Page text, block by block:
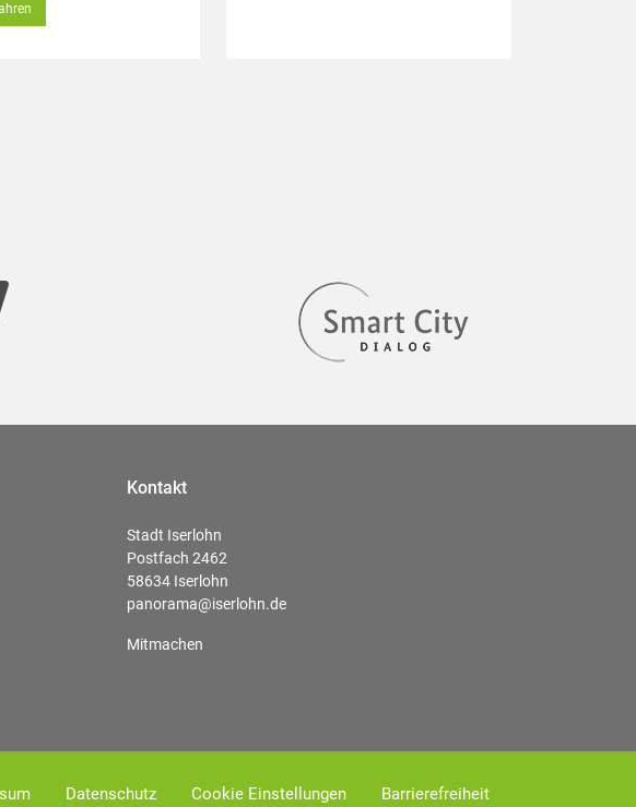
Kontakt
Stadt Iserlohn
Postfach 2462
58634 Iserlohn
panorama@iserlohn.de
Mitmachen
Datenschutz Cookie Einstellungen Barrierefreiheit